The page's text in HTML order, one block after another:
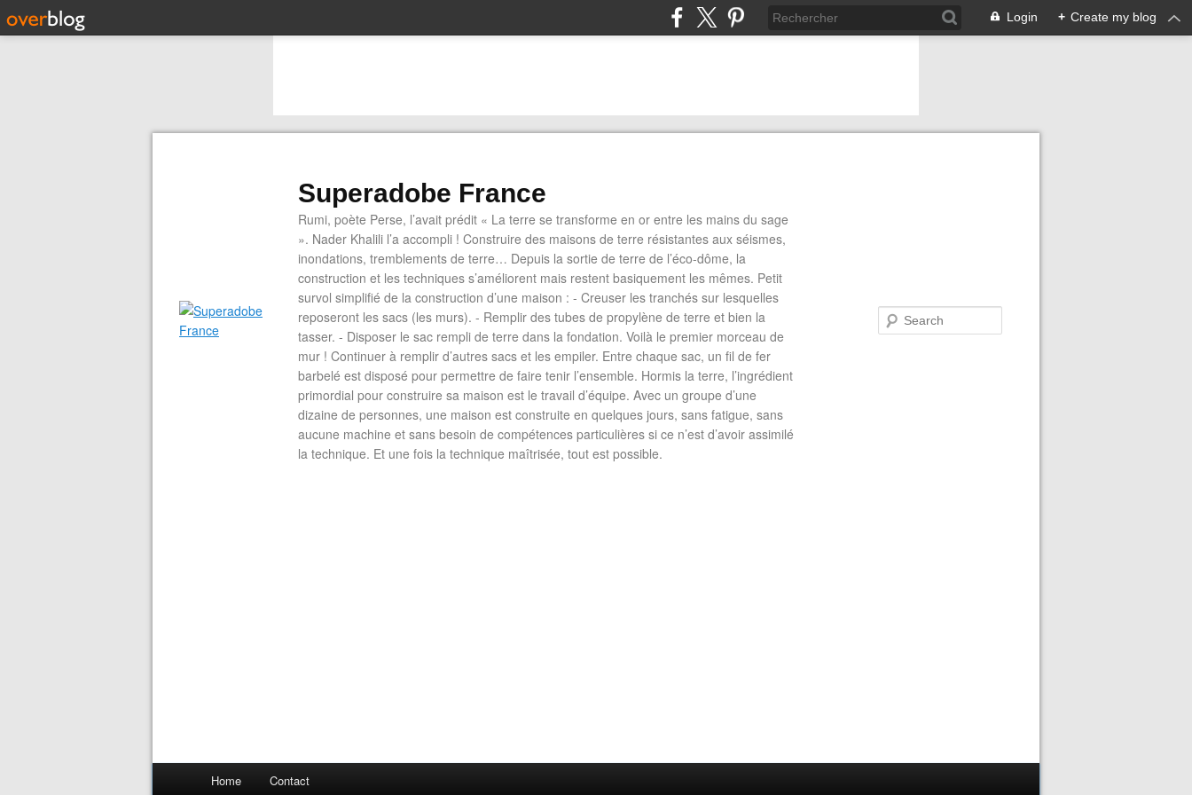
Login + Create my blog
Superadobe France
Rumi, poète Perse, l’avait prédit « La terre se transforme en or entre les mains du sage
». Nader Khalili l’a accompli ! Construire des maisons de terre résistantes aux séismes,
inondations, tremblements de terre… Depuis la sortie de terre de l’éco-dôme, la
construction et les techniques s’améliorent mais restent basiquement les mêmes. Petit
survol simplifié de la construction d’une maison : - Creuser les tranchés sur lesquelles
reposeront les sacs (les murs). - Remplir des tubes de propylène de terre et bien la
tasser. - Disposer le sac rempli de terre dans la fondation. Voilà le premier morceau de
mur ! Continuer à remplir d’autres sacs et les empiler. Entre chaque sac, un fil de fer
barbelé est disposé pour permettre de faire tenir l’ensemble. Hormis la terre, l’ingrédient
primordial pour construire sa maison est le travail d’équipe. Avec un groupe d’une
dizaine de personnes, une maison est construite en quelques jours, sans fatigue, sans
aucune machine et sans besoin de compétences particulières si ce n’est d’avoir assimilé
la technique. Et une fois la technique maîtrisée, tout est possible.
Home Contact